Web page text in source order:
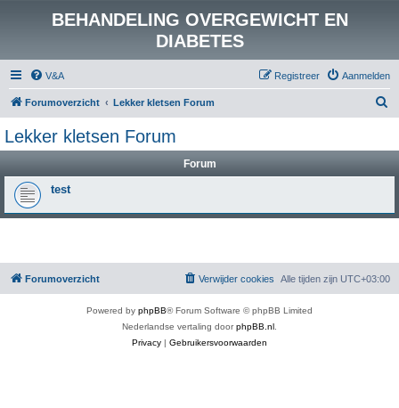
BEHANDELING OVERGEWICHT EN
DIABETES
V&A Aanmelden
Registreer
Forumoverzicht Lekker kletsen Forum
Lekker kletsen Forum
Forum
test
Forumoverzicht Alle tijden zijn UTC+03:00
Verwijder cookies
Powered by phpBB® Forum Software © phpBB Limited
Nederlandse vertaling doorphpBB.nl
Privacy | Gebruikersvoorwaarden